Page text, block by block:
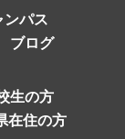
ンパス
ブログ
生の方
在住の方